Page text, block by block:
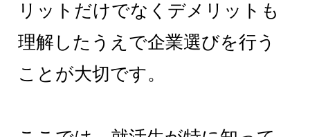
リットだけでなくデメリットも
理解したうえで企業選びを行う
ことが大切です。